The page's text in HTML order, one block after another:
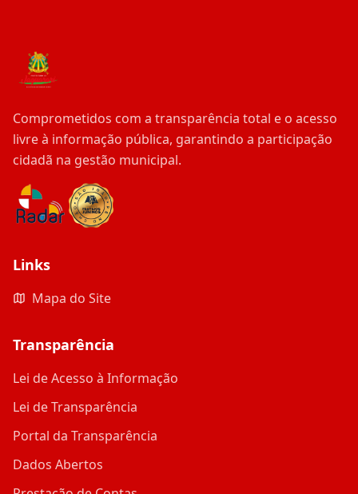
Comprometidos com a transparência total e o acesso
livre à informação pública, garantindo a participação
cidadã na gestão municipal.
Links
Mapa do Site
Transparência
Lei de Acesso à Informação
Lei de Transparência
Portal da Transparência
Dados Abertos